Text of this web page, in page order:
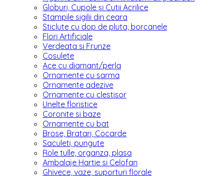
Globuri, Cupole și Cutii Acrilice
Stampile sigilii din ceara
Sticlute cu dop de pluta, borcanele
Flori Artificiale
Verdeata si Frunze
Cosulete
Ace cu diamant/perla
Ornamente cu sarma
Ornamente adezive
Ornamente cu clestisor
Unelte floristice
Coronite si baze
Ornamente cu bat
Brose, Bratari, Cocarde
Saculeti, pungute
Role tulle, organza, plasa
Ambalaje Hartie si Celofan
Ghivece, vaze, suporturi florale